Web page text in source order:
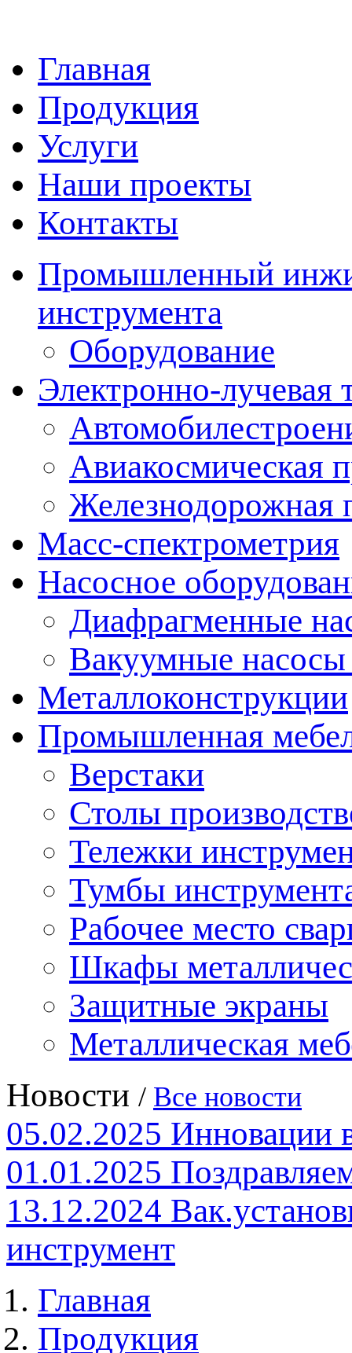
Главная
Продукция
Услуги
Наши проекты
Контакты
Промышленный
инструмента
Оборудование
Электронно-лучевая
Авиакосмическая
Железнодорожная
Масс-спектрометрия
Насосное
Диафрагменные
Вакуумные
Металлоконструкции
Промышленная
Верстаки
Столы
Тележки
Тумбы
Рабочее место
Шкафы
Защитные экраны
Металлическая
Новости / Все новости
05.02.2025 Инновации
01.01.2025
13.12.2024
инструмент
Главная
Продукция